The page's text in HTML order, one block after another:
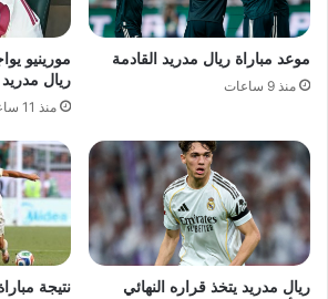
موعد مباراة ريال مدريد القادمة
منذ 9 ساعات
مورينيو
ريال مدريد
منذ 11 ساعة
ريال مدريد يتخذ قراره النهائي
نتيجة